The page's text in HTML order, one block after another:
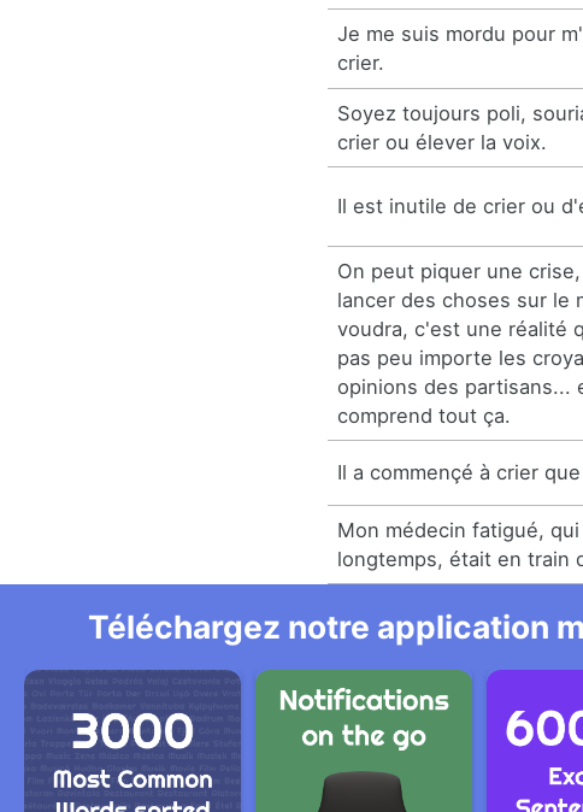
Je me suis mordu pour
crier.
Soyez toujours poli,
crier ou élever la voix.
Il est inutile de crier ou
On peut piquer une
lancer des choses sur le
voudra, c'est une réalité
pas peu importe les
opinions des partisans...
comprend tout ça.
Il a commençé à crier
Mon médecin fatigué,
longtemps, était en train
Téléchargez notre application